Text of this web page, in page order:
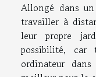
Allongé dans
travailler à
leur propre
possibilité, car
ordinateur